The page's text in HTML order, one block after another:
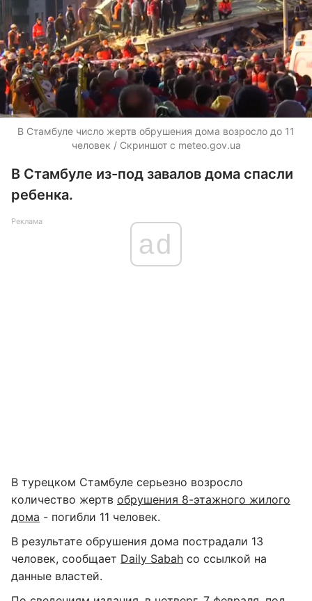
В Стамбуле число жертв обрушения дома возросло до 11
человек / Скриншот с meteo.gov.ua
В Стамбуле из-под завалов дома спасли
ребенка.
Реклама
ad
В турецком Стамбуле серьезно возросло
количество жертв обрушения 8-этажного жилого
дома - погибли 11 человек.
В результате обрушения дома пострадали 13
человек, сообщает Daily Sabah со ссылкой на
данные властей.